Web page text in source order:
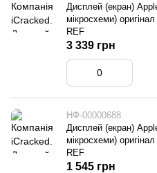
Дисплей (екран)
мікросхеми)
REF
3 339 грн
НФ-00000688
Дисплей (екран)
мікросхеми)
REF
1 545 грн